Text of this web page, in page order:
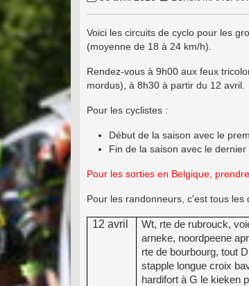
Voici les circuits de cyclo pour les
(moyenne de 18 à 24 km/h).
Rendez-vous à 9h00 aux feux
mordus), à 8h30 à partir du 12 avril.
Pour les cyclistes :
Début de la saison avec le
Fin de la saison avec le dernier
Pour les sorties en Belgique,
Pour les randonneurs, c'est tous les
12 avril
Wt, rte de rubrouck,
arneke, noordpeene
rte de bourbourg, tout
stapple longue croix
hardifort à G le kieken